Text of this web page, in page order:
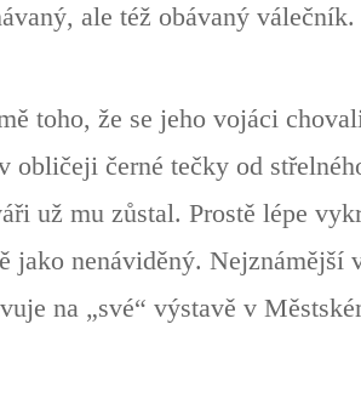
ale též obávaný válečník.
toho, že se jeho vojáci
černé tečky od
už mu zůstal. Prostě lépe
jako nenáviděný. Nejznámější
na „své“ výstavě v